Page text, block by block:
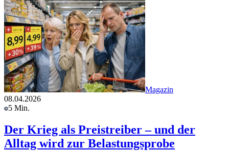
Magazin
08.04.2026
5 Min.
Der Krieg als Preistreiber – und der
Alltag wird zur Belastungsprobe